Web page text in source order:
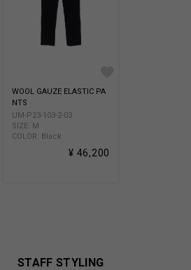
商品についてよくあるお問い合わせはこちら
WOOL GAUZE ELASTIC PA
NTS
UM-P23-103-2-03
SIZE: M
COLOR: Black
¥ 46,200
STAFF STYLING